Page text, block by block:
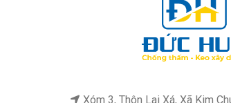
Xóm 3, Thôn Lai Xá, Xã Kim